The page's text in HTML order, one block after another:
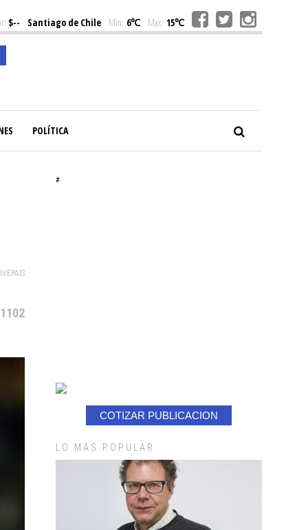
$-- Santiago de Chile Min: 6℃ Max: 15℃
POLÍTICA
#
COTIZAR PUBLICACION
LO MAS POPULAR